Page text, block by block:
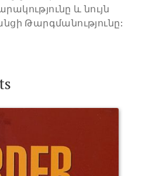
և նույն
Թարգմանությունը: